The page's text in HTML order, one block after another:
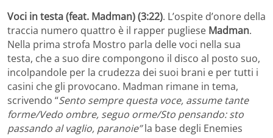
Voci in testa (feat. Madman) (3:22). L’ospite d’onore della
traccia numero quattro è il rapper pugliese Madman.
Nella prima strofa Mostro parla delle voci nella sua
testa, che a suo dire compongono il disco al posto suo,
incolpandole per la crudezza dei suoi brani e per tutti i
casini che gli provocano. Madman rimane in tema,
scrivendo “Sento sempre questa voce, assume tante
forme/Vedo ombre, seguo orme/Sto pensando: sto
passando al vaglio, paranoie”la base degli Enemies